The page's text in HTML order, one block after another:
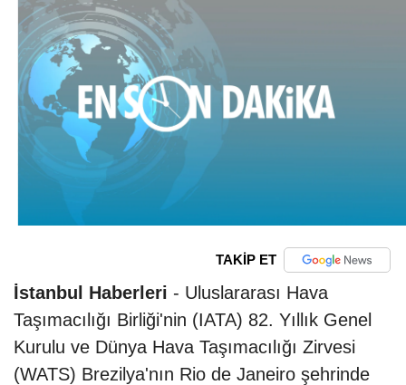
TAKİP ET
İstanbul Haberleri - Uluslararası Hava
Taşımacılığı Birliği'nin (IATA) 82. Yıllık Genel
Kurulu ve Dünya Hava Taşımacılığı Zirvesi
(WATS) Brezilya'nın Rio de Janeiro şehrinde